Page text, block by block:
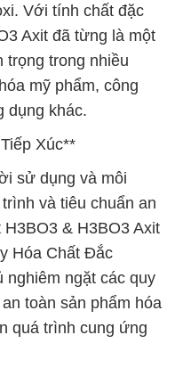
Với tính chất đặc
Axit đã từng là một
trọng trong nhiều
mỹ phẩm, công
dụng khác.
Xúc**
sử dụng và môi
và tiêu chuẩn an
& H3BO3 Axit
Hóa Chất Đắc
nghiêm ngặt các quy
toàn sản phẩm hóa
quá trình cung ứng